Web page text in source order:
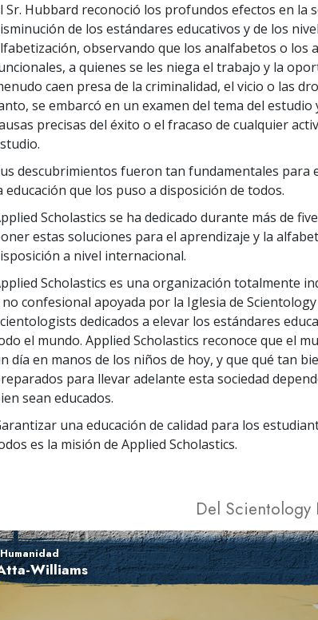
Sr. Hubbard reconoció los profundos efectos en la
de los estándares educativos y de los
observando que los analfabetos o los
a quienes se les niega el trabajo y la
caen presa de la criminalidad, el vicio o las
se embarcó en un examen del tema del estudio
precisas del éxito o el fracaso de cualquier
descubrimientos fueron tan fundamentales para
educación que los puso a disposición de todos.
Scholastics se ha dedicado durante más de five
estas soluciones para el aprendizaje y la
a nivel internacional.
Scholastics es una organización totalmente
no confesional apoyada por la Iglesia de
dedicados a elevar los estándares
el mundo. Applied Scholastics reconoce que el
día en manos de los niños de hoy, y que qué tan
para llevar adelante esta sociedad
sean educados.
una educación de calidad para los
es la misión de Applied Scholastics.
Del Scientology
Williams